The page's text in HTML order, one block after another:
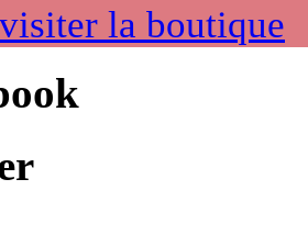
visiter la boutique